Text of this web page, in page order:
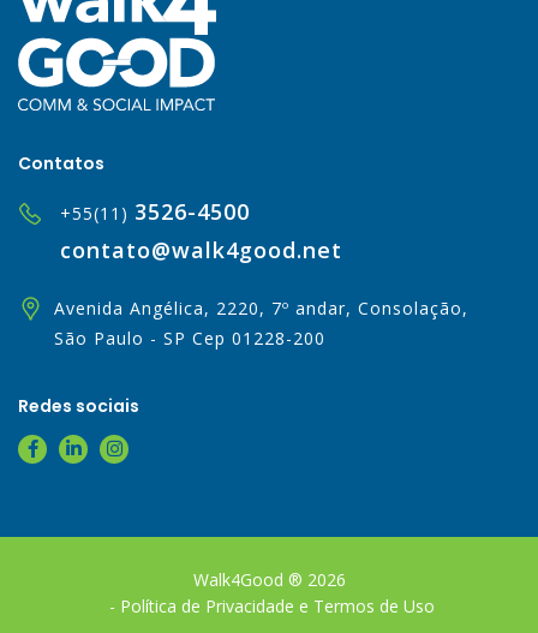
Contatos
+55(11) 3526-4500
contato@walk4good.net
Avenida Angélica, 2220, 7º andar, Consolação,
São Paulo - SP Cep 01228-200
Redes sociais
Walk4Good ® 2026
- Política de Privacidade e Termos de Uso